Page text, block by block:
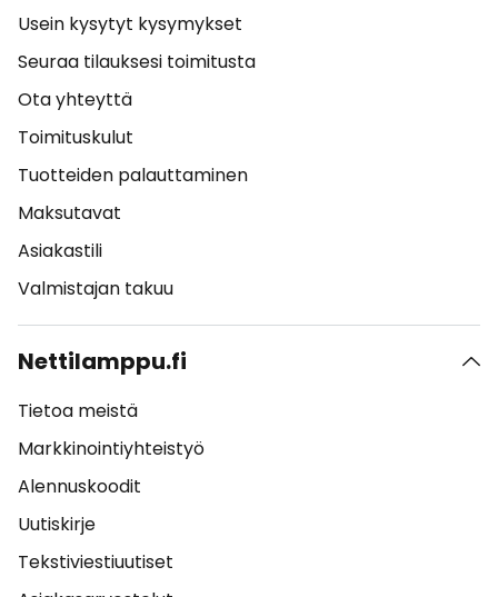
Usein kysytyt kysymykset
Seuraa tilauksesi toimitusta
Ota yhteyttä
Toimituskulut
Tuotteiden palauttaminen
Maksutavat
Asiakastili
Valmistajan takuu
Nettilamppu.fi
Tietoa meistä
Markkinointiyhteistyö
Alennuskoodit
Uutiskirje
Tekstiviestiuutiset